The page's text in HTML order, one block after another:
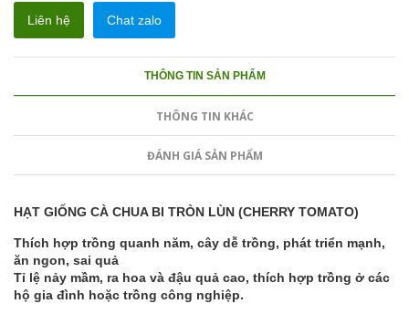
Liên hệ Chat zalo
THÔNG TIN SẢN PHẨM
THÔNG TIN KHÁC
ĐÁNH GIÁ SẢN PHẨM
HẠT GIỐNG CÀ CHUA BI TRÒN LÙN (CHERRY TOMATO)
Thích hợp trồng quanh năm, cây dễ trồng, phát triển mạnh,
ăn ngon, sai quả
Tỉ lệ nảy mầm, ra hoa và đậu quả cao, thích hợp trồng ở các
hộ gia đình hoặc trồng công nghiệp.